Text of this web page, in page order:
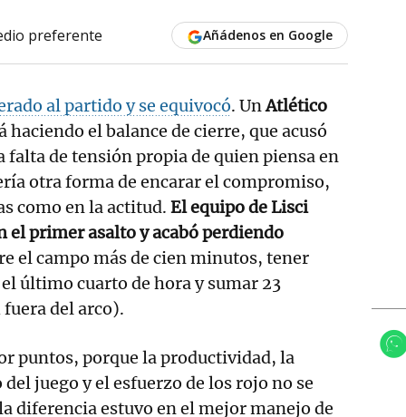
preferente Añádenos en Google
al partido y se equivocó. UnAtlético
haciendo el balance de cierre, que acusó
falta de tensión propia de quien piensa en
otra forma de encarar el compromiso,
como en la actitud. El equipo de Lisci
el primer asalto y acabó perdiendo
el campo más de cien minutos, tener
último cuarto de hora y sumar 23
del arco).
puntos, porque la productividad, la
juego y el esfuerzo de los rojo no se
diferencia estuvo en el mejor manejo de